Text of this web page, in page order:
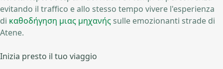
evitando il traffico e allo stesso tempo vivere l'esperienza
di καθοδήγηση μιας μηχανήςsulle emozionanti strade di
Atene.
Inizia presto il tuo viaggio